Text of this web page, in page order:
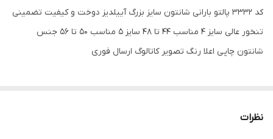
کد 3332 پالتو بارانی شانتون سایز بزرگ آییلدیز دوخت و کیفیت تضمینی
تنخور عالی سایز 4 مناسب 44 تا 48 سایز 5 مناسب 50 تا 56 جنس
شانتون چاپی اعلا رنگ تصویر کاتالوگ ارسال فوری
نظرات